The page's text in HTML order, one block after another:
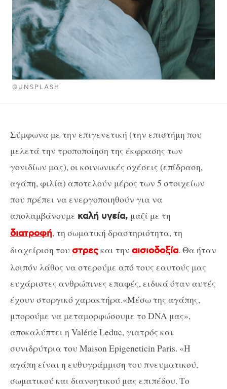
©UNSPLASH
Σύμφωνα με την επιγενετική (την επιστήμη που
μελετά την τροποποίηση της έκφρασης των
γονιδίων μας), οι κοινωνικές σχέσεις (επίδραση,
αγάπη, φιλία) αποτελούν μέρος των 5 στοιχείων
που πρέπει να ενεργοποιηθούν για να
απολαμβάνουμε καλή υγεία, μαζί με τη
διατροφή, τη σωματική δραστηριότητα, τη
διαχείριση του στρεςκαι την αισιοδοξία. Θα ήταν
λοιπόν λάθος να στερούμε από τους εαυτούς μας
ευχάριστες ανθρώπινες επαφές, ειδικά όταν αυτές
έχουν στοργικό χαρακτήρα.«Μέσω της αγάπης,
μπορούμε να μεταμορφώσουμε το DNA μας»,
αποκαλύπτει η Valérie Leduc, γιατρός και
συνιδρύτρια του Maison Epigeneticin Paris. «Η
αγάπη είναι η ευθυγράμμιση του πνευματικού,
σωματικού και διανοητικού μας επιπέδου. Το